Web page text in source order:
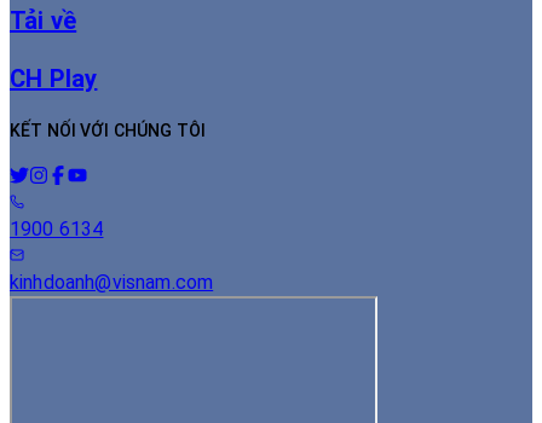
Tải về
CH Play
KẾT NỐI VỚI CHÚNG TÔI
1900 6134
kinhdoanh@visnam.com